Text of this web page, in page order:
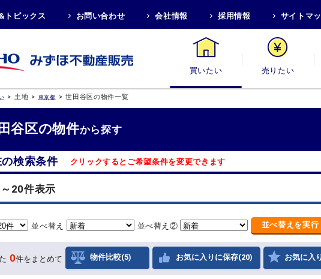
トピックス お問い合わせ 会社情報 採用情報 サイトマ
買いたい 売りたい
> 土地 > 東京都 > 世田谷区の物件一覧
谷区の物件から探す
検索条件 クリックするとご希望条件を変更できます
20件表示
並べ替え 並べ替え② 並べ替え を実行
0件をまとめて 物件比較(5) お気に入りに保存(20) お気に入